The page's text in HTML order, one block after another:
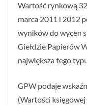
Wartość rynkową
marca 2011 i 2012
wyników do wycen
Giełdzie Papierów
największa tego
GPW podaje
(Wartości